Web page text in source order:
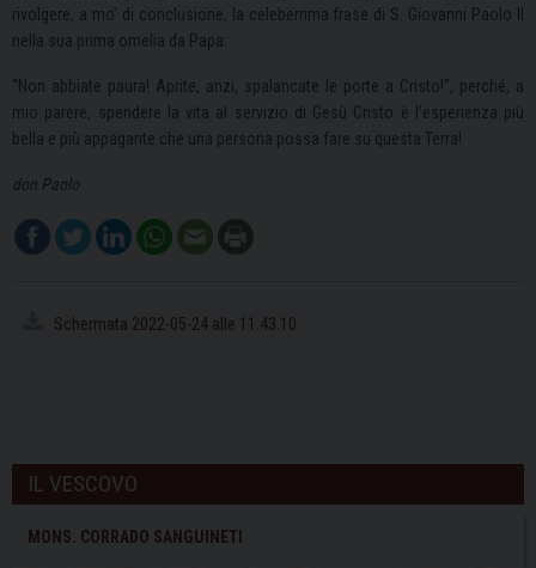
rivolgere, a mo’ di conclusione, la celeberrima frase di S. Giovanni Paolo II
nella sua prima omelia da Papa:
“Non abbiate paura! Aprite, anzi, spalancate le porte a Cristo!”, perché, a
mio parere, spendere la vita al servizio di Gesù Cristo è l’esperienza più
bella e più appagante che una persona possa fare su questa Terra!
don Paolo
Schermata 2022-05-24 alle 11.43.10
IL VESCOVO
MONS. CORRADO SANGUINETI